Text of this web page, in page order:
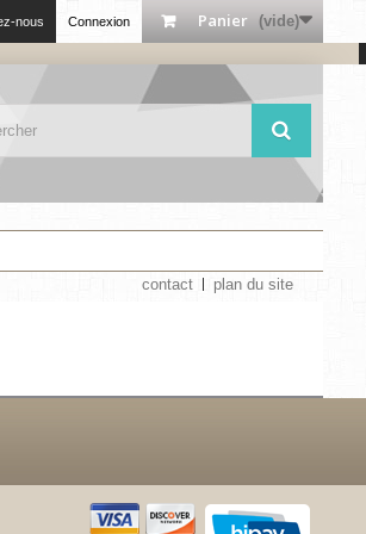
Panier (vide)
Connexion
nous
contact plan du site